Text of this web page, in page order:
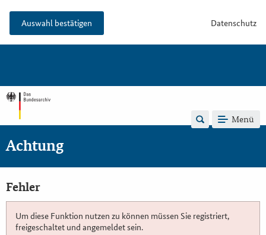
Auswahl bestätigen Datenschutz
Menü
Achtung
Fehler
Um diese Funktion nutzen zu können müssen Sie registriert,
freigeschaltet und angemeldet sein.